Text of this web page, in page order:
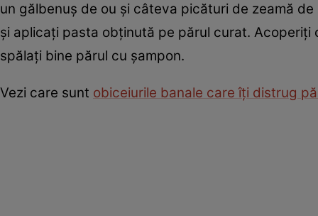
un gălbenuş de ou şi câteva picături de zeamă
şi aplicaţi pasta obţinută pe părul curat. Acoperiţi
spălaţi bine părul cu şampon.
Vezi care sunt obiceiurile banale care îţi distrug